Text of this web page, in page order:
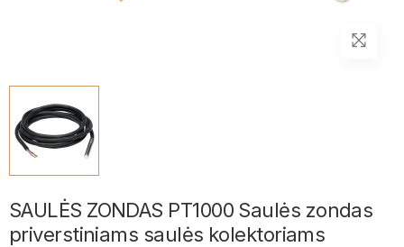
SAULĖS ZONDAS PT1000 Saulės zondas
priverstiniams saulės kolektoriams